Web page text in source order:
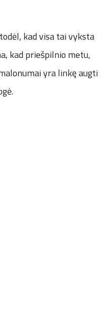
kad visa tai vyksta
kad priešpilnio metu,
yra linkę augti